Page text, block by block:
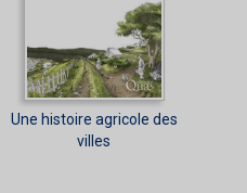
Une histoire agricole des
villes